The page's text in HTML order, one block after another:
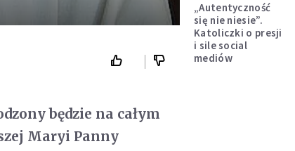
będzie na całym
Maryi Panny
„Autentyczność
się nie niesie”.
Katoliczki o presji
i sile social
mediów